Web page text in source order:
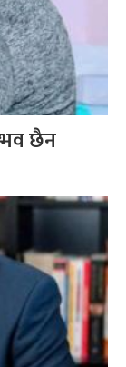
छैन